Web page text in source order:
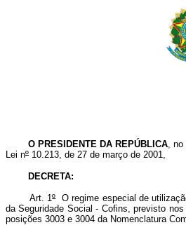
O PRESIDENTE DA REPÚBLICA, no
Lei nº 10.213, de 27 de março de 2001,
DECRETA:
Art. 1ºO regime especial de
da Seguridade Social - Cofins, previsto
posições 3003 e 3004 da Nomenclatura